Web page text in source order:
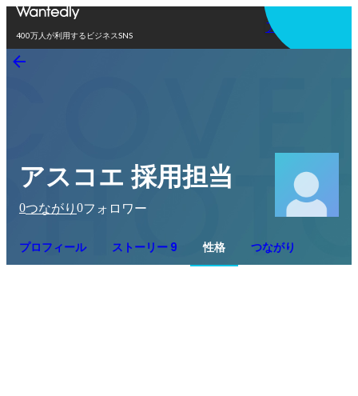
400万人が利用するビジネスSNS
アプリを使う
アスコエ 採用担当
0つながり 0フォロワー
プロフィール ストーリー 9 性格 つながり